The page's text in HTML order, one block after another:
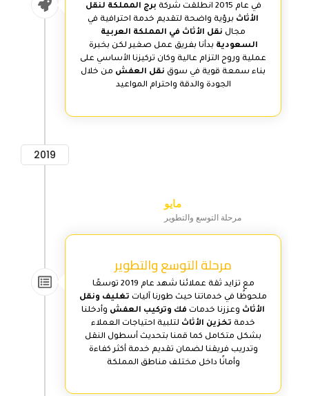
في عام 2015 انطلقت شركة
برج المملكة لنقل
الأثاث برؤية واضحة لتقديم خدمة احترافية في
مجال نقل الأثاث في المملكة العربية
السعودية بدأنا بفريق عمل صغير لكن بخبرة
عملية وروح التزام عالية وكان تركيزنا الأساسي على
بناء سمعة قوية في سوق نقل العفش من خلال
الجودة والدقة واحترام المواعيد
2019
مايو
مرحلة التوسع والتطوير
مرحلة التوسع والتطوير
مع تزايد ثقة عملائنا شهد عام 2019 توسعًا
ملحوظًا في خدماتنا حيث طورنا آليات تغليف ونقل
الأثاث وعززنا خدمات فك وتركيب العفش وأدخلنا
خدمة تخزين الأثاث لتلبية احتياجات العملاء
بشكل متكامل كما قمنا بتحديث أسطول النقل
وتدريب فريقنا لضمان تقديم خدمة أكثر كفاءة
وأمانًا داخل مختلف مناطق المملكة